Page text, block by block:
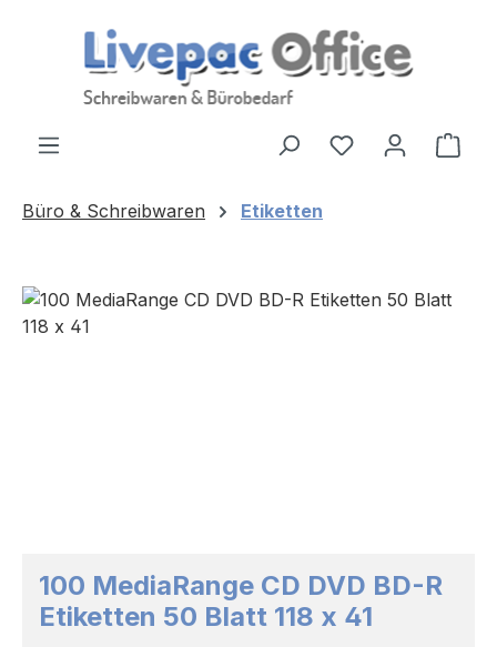
Zum Hauptinhalt springen
Büro & Schreibwaren Etiketten
Bildergalerie überspringen
100 MediaRange CD DVD BD-R
Etiketten 50 Blatt 118 x 41